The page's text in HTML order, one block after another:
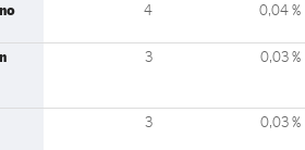
4 0,04 %
3 0,03 %
3 0,03 %